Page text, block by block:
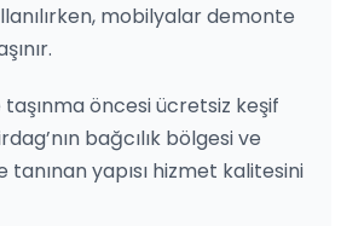
mobilyalar demonte
öncesi ücretsiz keşif
bağcılık bölgesi ve
tanınan yapısı hizmet kalitesini